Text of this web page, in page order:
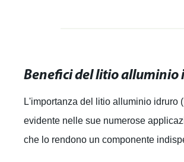
L'importanza del litio alluminio idruro
evidente nelle sue numerose
che lo rendono un componente